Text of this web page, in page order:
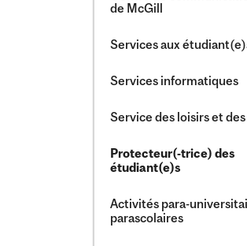
de McGill
Services aux
Services informatiques
Service des loisirs et
Protecteur(-​trice) des
étudiant(e)s
Activités para-​
parascolaires